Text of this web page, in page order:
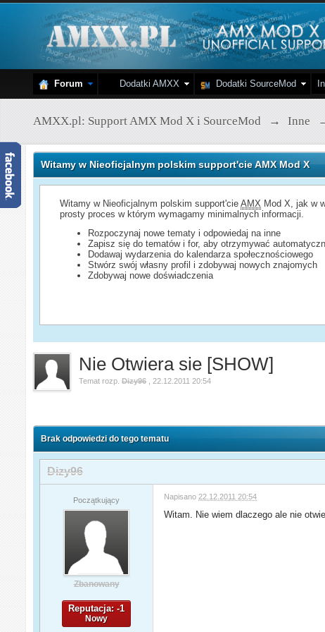
Forum Dodatki AMXX Dodatki SourceMod
AMXX.pl: Support AMX Mod X i SourceMod → Inne
Witamy w Nieoficjalnym polskim support'cie AMX Mod X
Witamy w Nieoficjalnym polskim support'cieAMX Mod X, jak w
prosty proces w którym wymagamy minimalnych informacji.
Rozpoczynaj nowe tematy i odpowiedaj na inne
Zapisz się do tematów i for, aby otrzymywać
Dodawaj wydarzenia do kalendarza społecznościowego
Stwórz swój własny profil i zdobywaj nowych znajomych
Zdobywaj nowe doświadczenia
Nie Otwiera sie [SHOW]
Temat rozp.Dizy96 22.12.2011 20:54
Brak odpowiedzi do tego tematu
Dizy96
Początkujący
Zbanowany
Reputacja: -1
Nowy
Napisano 22.12.2011 20:54
Witam. Nie wiem dlaczego ale nie